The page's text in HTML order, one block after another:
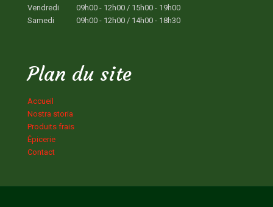
Vendredi
09h00 - 12h00 / 15h00 - 19h00
Samedi
09h00 - 12h00 / 14h00 - 18h30
Plan du site
Accueil
Nostra storia
Produits frais
Épicerie
Contact